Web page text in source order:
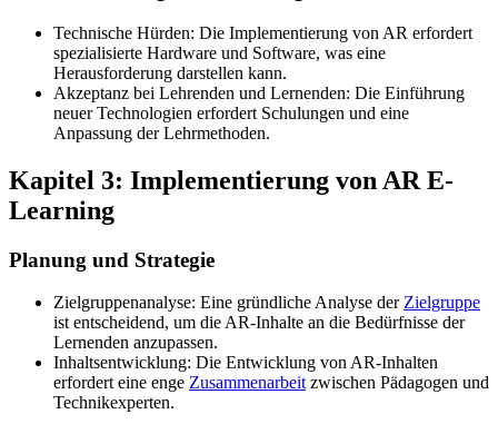
Technische Hürden: Die Implementierung von AR erfordert
spezialisierte Hardware und Software, was eine
Herausforderung darstellen kann.
Akzeptanz bei Lehrenden und Lernenden: Die Einführung
neuer Technologien erfordert Schulungen und eine
Anpassung der Lehrmethoden.
Kapitel 3: Implementierung von AR E-
Learning
Planung und Strategie
Zielgruppenanalyse: Eine gründliche Analyse der Zielgruppe
ist entscheidend, um die AR-Inhalte an die Bedürfnisse der
Lernenden anzupassen.
Inhaltsentwicklung: Die Entwicklung von AR-Inhalten
erfordert eine enge Zusammenarbeit zwischen Pädagogen und
Technikexperten.